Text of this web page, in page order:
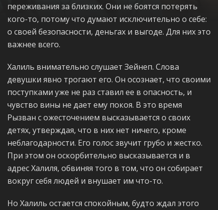
переживания за близких. Они не боятся потерять
кого-то, потому что думают исключительно о себе:
о своей безопасности, деньгах и выгоде. Для них это
важнее всего.
Халиль внимательно слушает Зейнеп. Слова
девушки явно трогают его. Он осознает, что своими
поступками уже не раз ставил ее в опасность, и
чувство вины не дает ему покоя. В это время
Рызван с ожесточением высказывается о своих
детях, утверждая, что в них нет ничего, кроме
неблагодарности. Его голос звучит грубо и жестко.
При этом он оскорбительно высказывается и в
адрес Халиля, обвиняя того в том, что он собирает
вокруг себя людей и внушает им что-то.
Но Халиль остается спокойным, будто ждал этого